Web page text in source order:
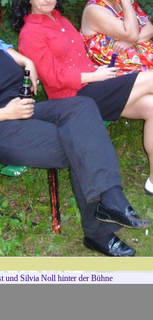
und Silvia Noll hinter der Bühne